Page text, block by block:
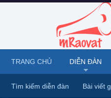
TRANG CHỦ DIỄN ĐÀN
Tìm kiếm diễn đàn Bài viết